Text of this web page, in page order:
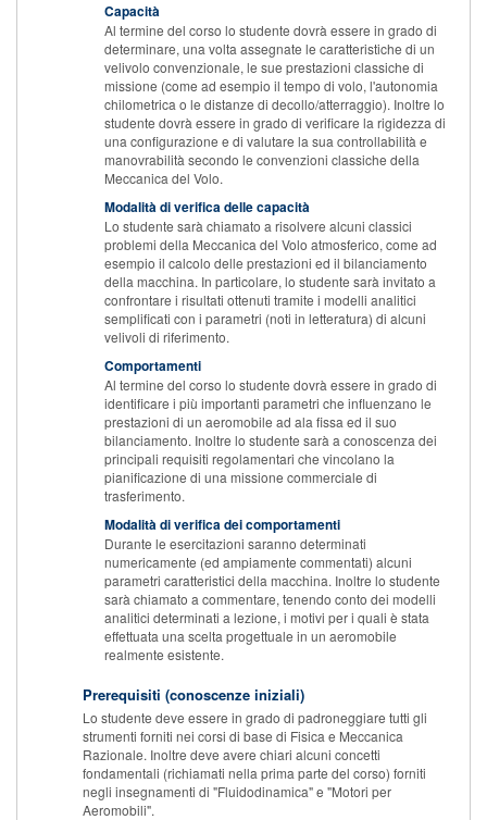
Capacità
Al termine del corso lo studente dovrà essere in grado di
determinare, una volta assegnate le caratteristiche di un
velivolo convenzionale, le sue prestazioni classiche di
missione (come ad esempio il tempo di volo, l'autonomia
chilometrica o le distanze di decollo/atterraggio). Inoltre lo
studente dovrà essere in grado di verificare la rigidezza di
una configurazione e di valutare la sua controllabilità e
manovrabilità secondo le convenzioni classiche della
Meccanica del Volo.
Modalità di verifica delle capacità
Lo studente sarà chiamato a risolvere alcuni classici
problemi della Meccanica del Volo atmosferico, come ad
esempio il calcolo delle prestazioni ed il bilanciamento
della macchina. In particolare, lo studente sarà invitato a
confrontare i risultati ottenuti tramite i modelli analitici
semplificati con i parametri (noti in letteratura) di alcuni
velivoli di riferimento.
Comportamenti
Al termine del corso lo studente dovrà essere in grado di
identificare i più importanti parametri che influenzano le
prestazioni di un aeromobile ad ala fissa ed il suo
bilanciamento. Inoltre lo studente sarà a conoscenza dei
principali requisiti regolamentari che vincolano la
pianificazione di una missione commerciale di
trasferimento.
Modalità di verifica dei comportamenti
Durante le esercitazioni saranno determinati
numericamente (ed ampiamente commentati) alcuni
parametri caratteristici della macchina. Inoltre lo studente
sarà chiamato a commentare, tenendo conto dei modelli
analitici determinati a lezione, i motivi per i quali è stata
effettuata una scelta progettuale in un aeromobile
realmente esistente.
Prerequisiti (conoscenze iniziali)
Lo studente deve essere in grado di padroneggiare tutti gli
strumenti forniti nei corsi di base di Fisica e Meccanica
Razionale. Inoltre deve avere chiari alcuni concetti
fondamentali (richiamati nella prima parte del corso) forniti
negli insegnamenti di "Fluidodinamica" e "Motori per
Aeromobili".